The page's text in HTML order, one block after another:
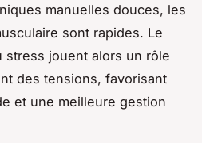
manuelles douces, les
sont rapides. Le
stress jouent alors un rôle
des tensions, favorisant
et une meilleure gestion